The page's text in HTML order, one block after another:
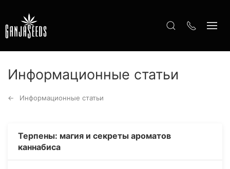
Информационные статьи
Информационные статьи
Терпены: магия и секреты ароматов
каннабиса